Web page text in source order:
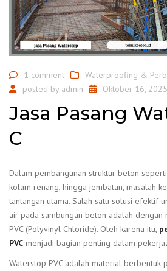
1 comment
Waterproofing &
posted by admin Oktober 16, 2025
Jasa Pasang
C
Dalam pembangunan struktur beton
kolam renang, hingga jembatan, masalah
tantangan utama. Salah satu solusi efektif
air pada sambungan beton adalah dengan
PVC (Polyvinyl Chloride). Oleh karena itu,
PVC menjadi bagian penting dalam
Waterstop PVC adalah material berbentuk